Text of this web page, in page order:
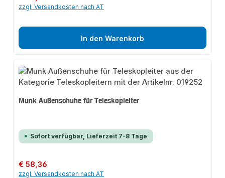
zzgl. Versandkosten nach AT
In den Warenkorb
Munk Außenschuhe für Teleskopleiter
Sofort verfügbar, Lieferzeit 7-8 Tage
Regulärer Preis:
€ 58,36
zzgl. Versandkosten nach AT